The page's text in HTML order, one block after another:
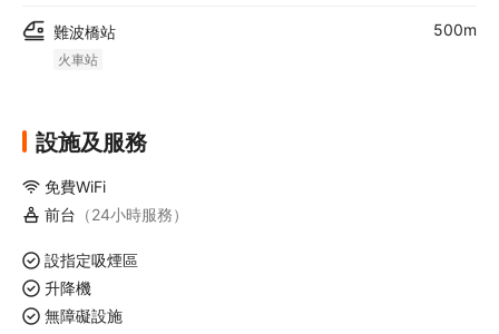
難波橋站
火車站
500m
設施及服務
免費WiFi
前台 （24小時服務）
設指定吸煙區
升降機
無障礙設施